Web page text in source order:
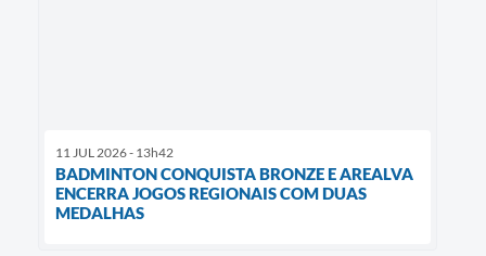
11 JUL 2026 - 13h42
BADMINTON CONQUISTA BRONZE E AREALVA
ENCERRA JOGOS REGIONAIS COM DUAS
MEDALHAS